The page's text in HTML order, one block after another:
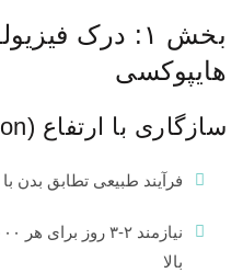
بخش ۱: درک
هایپوکسی
سازگاری با ارتفاع (Acclimatization)
فرآیند طبیعی تطابق بدن
بالا